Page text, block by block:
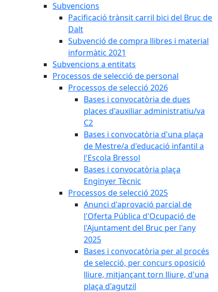
Subvencions
Pacificació trànsit carril bici del Bruc de
Dalt
Subvenció de compra llibres i material
informàtic 2021
Subvencions a entitats
Processos de selecció de personal
Processos de selecció 2026
Bases i convocatòria de dues
places d'auxiliar administratiu/va
C2
Bases i convocatòria d'una plaça
de Mestre/a d'educació infantil a
l'Escola Bressol
Bases i convocatòria plaça
Enginyer Tècnic
Processos de selecció 2025
Anunci d'aprovació parcial de
l'Oferta Pública d'Ocupació de
l'Ajuntament del Bruc per l'any
2025
Bases i convocatòria per al procés
de selecció, per concurs oposició
lliure, mitjançant torn lliure, d'una
plaça d'agutzil